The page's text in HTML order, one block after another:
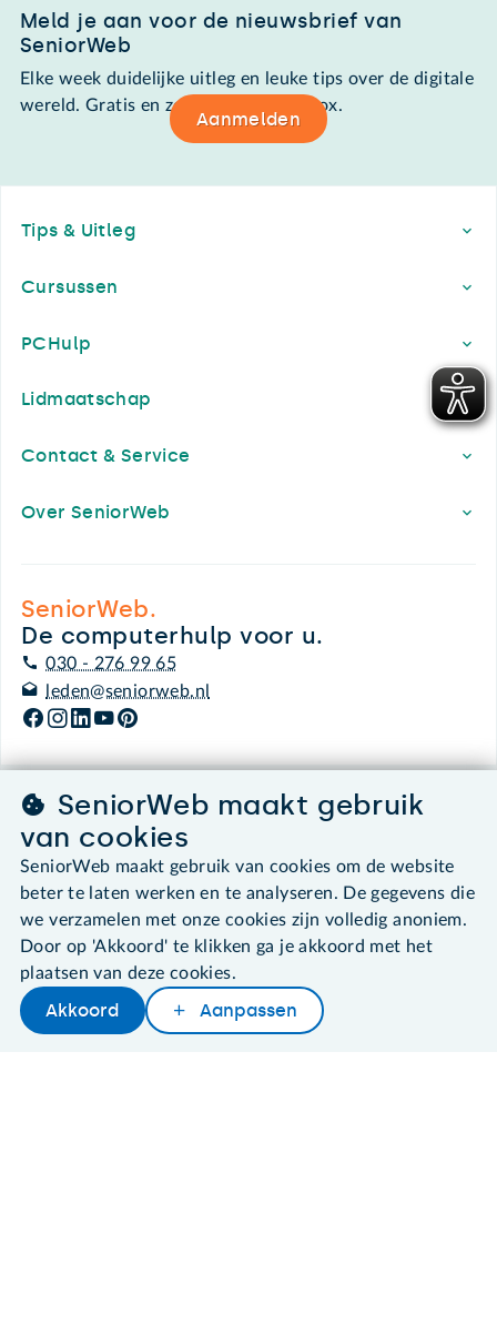
Later lezenDelenWoordenboek
Meld je aan voor de nieuwsbrief van
SeniorWeb
Elke week duidelijke uitleg en leuke tips over de digitale
wereld. Gratis en zomaar in de mailbox.
Aanmelden
Tips & Uitleg
Cursussen
PCHulp
Lidmaatschap
Contact & Service
Over SeniorWeb
SeniorWeb.
De computerhulp voor u.
030 - 276 99 65
leden@seniorweb.nl
©2026 SeniorWeb
Algemene voorwaarden
Cookies en cookie-instellingen
Disclaimer
Privacybeleid
SeniorWeb maakt gebruik
van cookies
SeniorWeb maakt gebruik van cookies om de website
beter te laten werken en te analyseren. De gegevens die
we verzamelen met onze cookies zijn volledig anoniem.
Door op 'Akkoord' te klikken ga je akkoord met het
plaatsen van deze cookies.
Akkoord Aanpassen